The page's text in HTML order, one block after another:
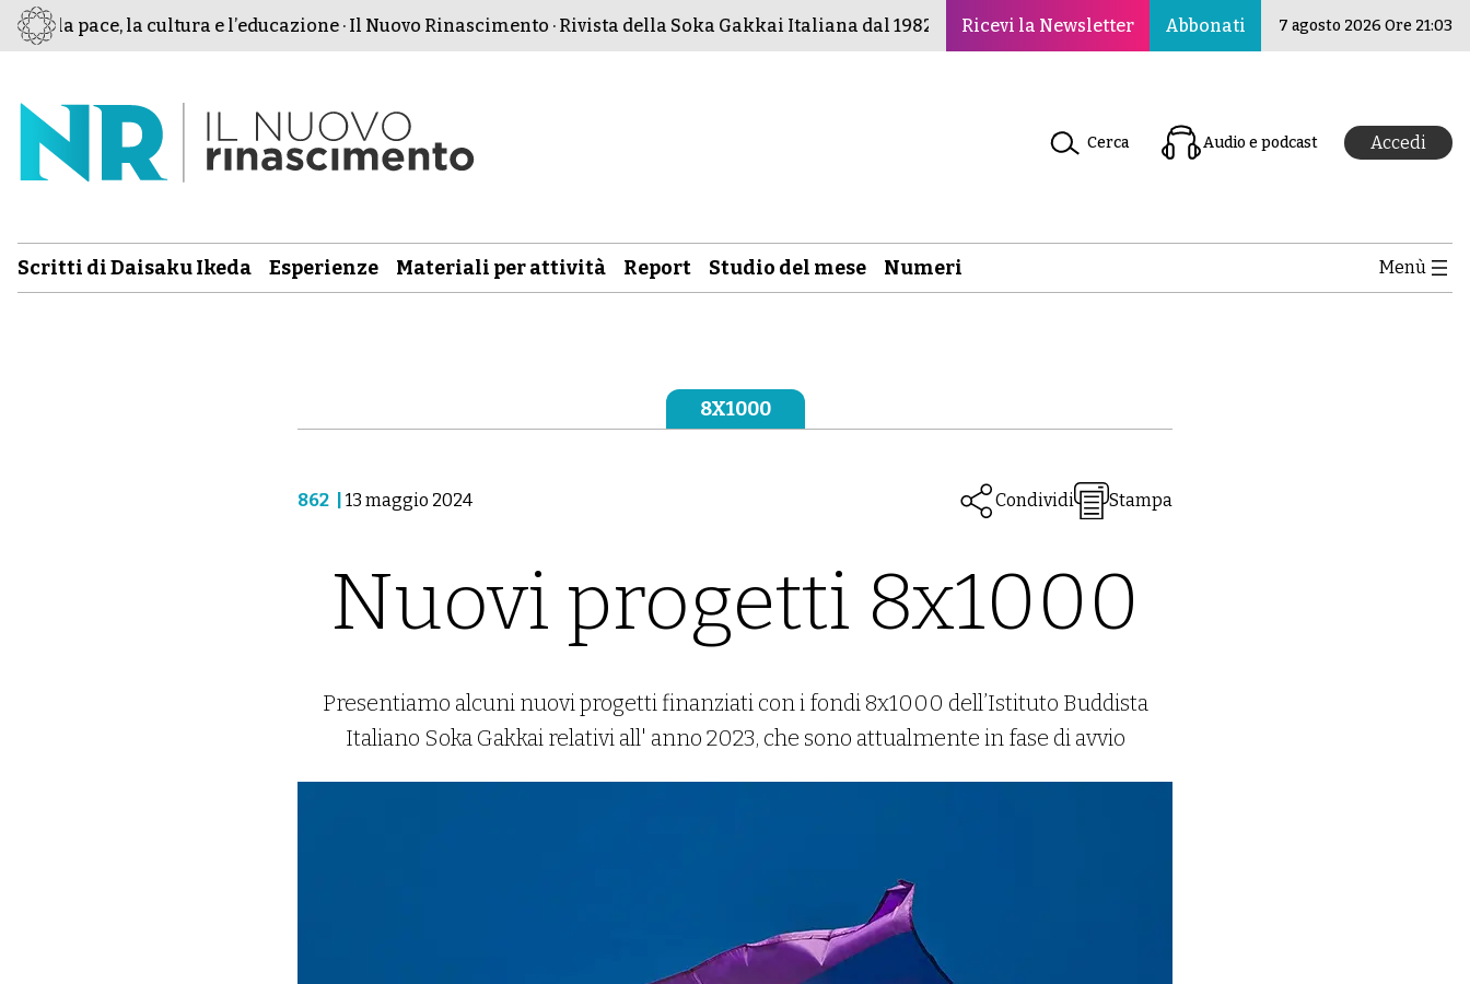
la pace, la cultura e l’educazione · Il Nuovo Rinascimento · Rivista della Soka Gakkai Italiana dal 1982 ·Buddismo per la pace, la cultura e l’educazione ·Il Nuovo
Ricevi la Newsletter Abbonati 7 agosto 2026 Ore 21:03
Cerca Audio e podcast Accedi
Scritti di Daisaku Ikeda Esperienze Materiali per attività Report Studio del mese Numeri Menù
8X1000
862 13 maggio 2024 Condividi Stampa
Nuovi progetti 8x1000
Presentiamo alcuni nuovi progetti finanziati con i fondi 8x1000 dell’Istituto Buddista
Italiano Soka Gakkai relativi all' anno 2023, che sono attualmente in fase di avvio